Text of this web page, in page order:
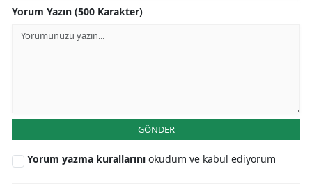
Yorum Yazın (500 Karakter)
GÖNDER
Yorum yazma kurallarını okudum ve kabul ediyorum